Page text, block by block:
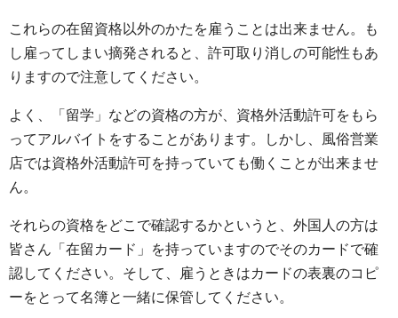
これらの在留資格以外のかたを雇うことは出来ません。も
し雇ってしまい摘発されると、許可取り消しの可能性もあ
りますので注意してください。
よく、「留学」などの資格の方が、資格外活動許可をもら
ってアルバイトをすることがあります。しかし、風俗営業
店では資格外活動許可を持っていても働くことが出来ませ
ん。
それらの資格をどこで確認するかというと、外国人の方は
皆さん「在留カード」を持っていますのでそのカードで確
認してください。そして、雇うときはカードの表裏のコピ
ーをとって名簿と一緒に保管してください。